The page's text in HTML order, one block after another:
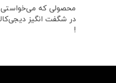
محصولی که می‌خواستی
در شگفت انگیز
!